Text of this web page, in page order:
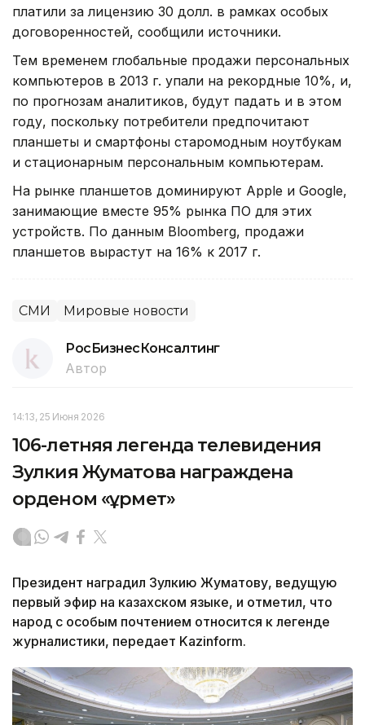
платили за лицензию 30 долл. в рамках особых
договоренностей, сообщили источники.
Тем временем глобальные продажи персональных
компьютеров в 2013 г. упали на рекордные 10%, и,
по прогнозам аналитиков, будут падать и в этом
году, поскольку потребители предпочитают
планшеты и смартфоны старомодным ноутбукам
и стационарным персональным компьютерам.
На рынке планшетов доминируют Apple и Google,
занимающие вместе 95% рынка ПО для этих
устройств. По данным Bloomberg, продажи
планшетов вырастут на 16% к 2017 г.
СМИ Мировые новости
РосБизнесКонсалтинг
Автор
14:13, 25 Июня 2026
106-летняя легенда телевидения
Зулкия Жуматова награждена
орденом «Құрмет»
Президент наградил Зулкию Жуматову, ведущую
первый эфир на казахском языке, и отметил, что
народ с особым почтением относится к легенде
журналистики, передает Kazinform.